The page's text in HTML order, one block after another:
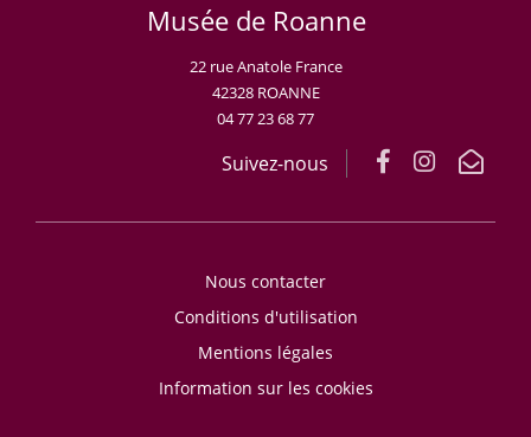
Musée de Roanne
22 rue Anatole France
42328 ROANNE
04 77 23 68 77
Suivez-nous
Nous contacter
Conditions d'utilisation
Mentions légales
Information sur les cookies